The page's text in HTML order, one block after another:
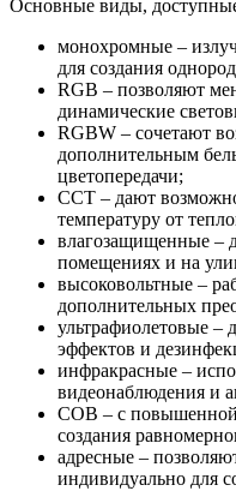
Основные виды,
монохромные –
для создания
RGB – позволяют
динамические
RGBW – сочетают
дополнительным
цветопередачи;
CCT – дают
температуру от
влагозащищенные –
помещениях и на
высоковольтные –
дополнительных
ультрафиолетовые –
эффектов и
инфракрасные –
видеонаблюдения и
COB – с
создания
адресные –
индивидуально для